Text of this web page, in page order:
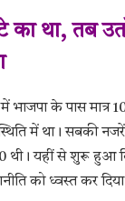
था, तब
भाजपा के पास मात्र
में था। सबकी नजरें
थी। यहीं से शुरू हुआ
को ध्वस्त कर